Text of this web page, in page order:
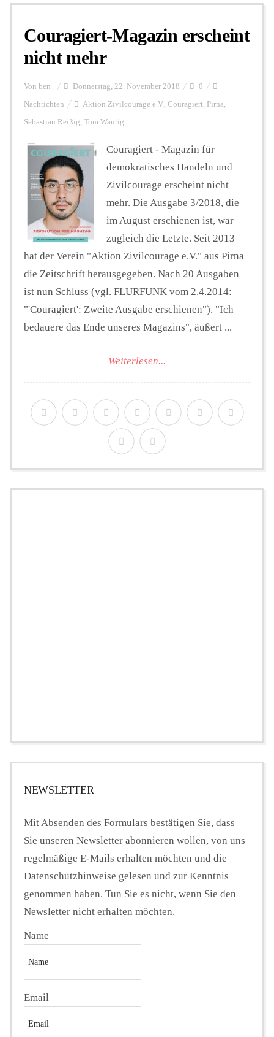
Personalien
Hintergrund
FUNKTURM-Beiträge
Podcast
Seminare
Unterstützen
Couragiert-Magazin erscheint
nicht mehr
Von ben Donnerstag, 22. November 2018 0
Nachrichten Aktion Zivilcourage e.V., Couragiert, Pirna,
Sebastian Reißig, Tom Waurig
Couragiert - Magazin für
demokratisches Handeln und
Zivilcourage erscheint nicht
mehr. Die Ausgabe 3/2018, die
im August erschienen ist, war
zugleich die Letzte. Seit 2013
hat der Verein "Aktion Zivilcourage e.V." aus Pirna
die Zeitschrift herausgegeben. Nach 20 Ausgaben
ist nun Schluss (vgl. FLURFUNK vom 2.4.2014:
"'Couragiert': Zweite Ausgabe erschienen"). "Ich
bedauere das Ende unseres Magazins", äußert ...
Weiterlesen...
NEWSLETTER
Mit Absenden des Formulars bestätigen Sie, dass
Sie unseren Newsletter abonnieren wollen, von uns
regelmäßige E-Mails erhalten möchten und die
Datenschutzhinweise gelesen und zur Kenntnis
genommen haben. Tun Sie es nicht, wenn Sie den
Newsletter nicht erhalten möchten.
Name
Email